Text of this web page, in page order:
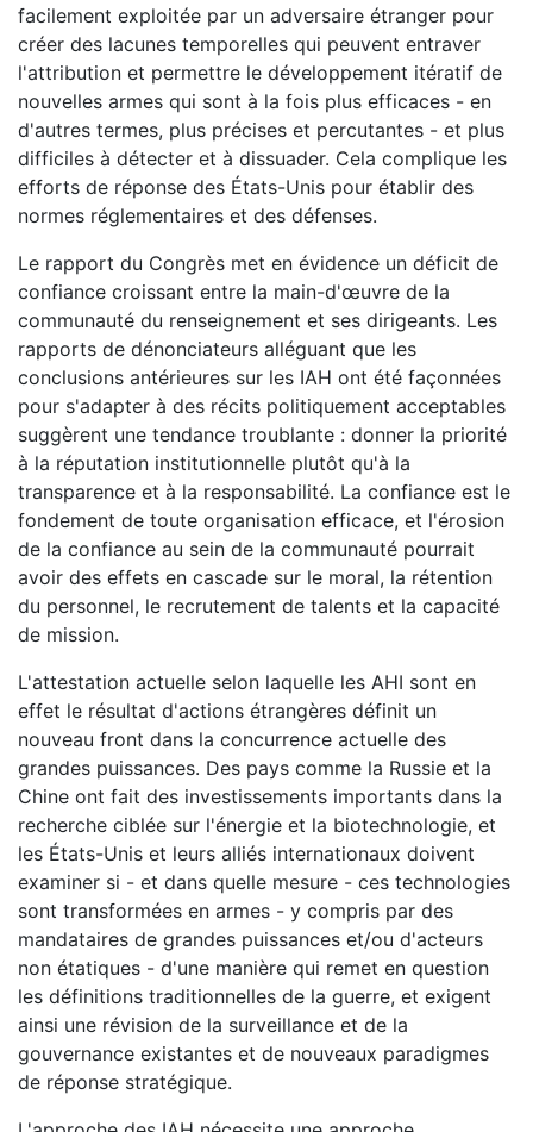
facilement exploitée par un adversaire étranger pour
créer des lacunes temporelles qui peuvent entraver
l'attribution et permettre le développement itératif de
nouvelles armes qui sont à la fois plus efficaces - en
d'autres termes, plus précises et percutantes - et plus
difficiles à détecter et à dissuader. Cela complique les
efforts de réponse des États-Unis pour établir des
normes réglementaires et des défenses.
Le rapport du Congrès met en évidence un déficit de
confiance croissant entre la main-d'œuvre de la
communauté du renseignement et ses dirigeants. Les
rapports de dénonciateurs alléguant que les
conclusions antérieures sur les IAH ont été façonnées
pour s'adapter à des récits politiquement acceptables
suggèrent une tendance troublante : donner la priorité
à la réputation institutionnelle plutôt qu'à la
transparence et à la responsabilité. La confiance est le
fondement de toute organisation efficace, et l'érosion
de la confiance au sein de la communauté pourrait
avoir des effets en cascade sur le moral, la rétention
du personnel, le recrutement de talents et la capacité
de mission.
L'attestation actuelle selon laquelle les AHI sont en
effet le résultat d'actions étrangères définit un
nouveau front dans la concurrence actuelle des
grandes puissances. Des pays comme la Russie et la
Chine ont fait des investissements importants dans la
recherche ciblée sur l'énergie et la biotechnologie, et
les États-Unis et leurs alliés internationaux doivent
examiner si - et dans quelle mesure - ces technologies
sont transformées en armes - y compris par des
mandataires de grandes puissances et/ou d'acteurs
non étatiques - d'une manière qui remet en question
les définitions traditionnelles de la guerre, et exigent
ainsi une révision de la surveillance et de la
gouvernance existantes et de nouveaux paradigmes
de réponse stratégique.